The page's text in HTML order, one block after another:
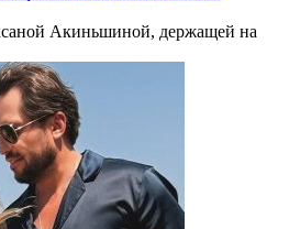
Акиньшиной, держащей на